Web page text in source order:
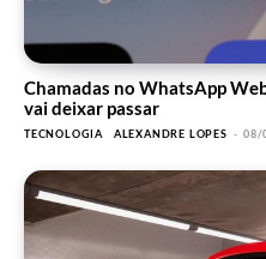
Chamadas no WhatsApp
vai deixar passar
TECNOLOGIA ALEXANDRE LOPES - 08/